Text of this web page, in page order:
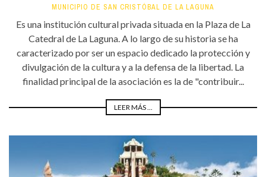
MUNICIPIO DE SAN CRISTÓBAL DE LA LAGUNA
Es una institución cultural privada situada en la Plaza de La
Catedral de La Laguna. A lo largo de su historia se ha
caracterizado por ser un espacio dedicado la protección y
divulgación de la cultura y a la defensa de la libertad. La
finalidad principal de la asociación es la de "contribuir...
LEER MÁS ...